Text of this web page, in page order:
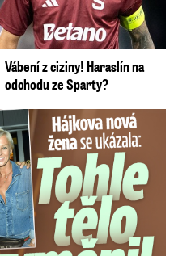
Vábení z ciziny! Haraslín na
odchodu ze Sparty?
se ukázala...